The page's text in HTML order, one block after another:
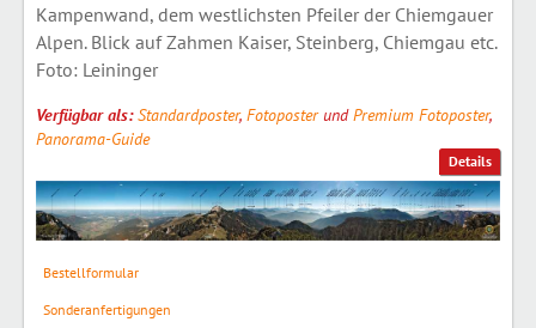
Details
Kampenwand, dem westlichsten Pfeiler der Chiemgauer
Alpen. Blick auf Zahmen Kaiser, Steinberg, Chiemgau etc.
Foto: Leininger
Verfügbar als:Standardposter, FotoposterundPremium Fotoposter,
Panorama-Guide
Bestellformular
Sonderanfertigungen